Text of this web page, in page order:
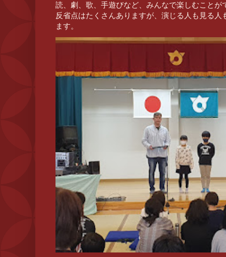
読、劇、歌、手遊びなど、みんなで楽しむこと
反省点はたくさんありますが、演じる人も見る
ます。